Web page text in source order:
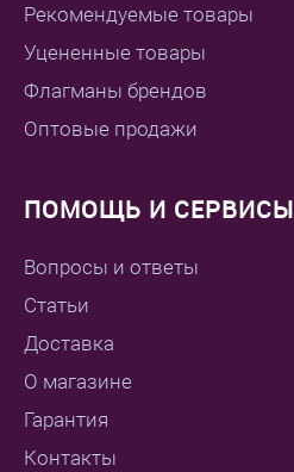
Рекомендуемые товары
Уцененные товары
Флагманы брендов
Оптовые продажи
ПОМОЩЬ И СЕРВИСЫ
Вопросы и ответы
Статьи
Доставка
О магазине
Гарантия
Контакты